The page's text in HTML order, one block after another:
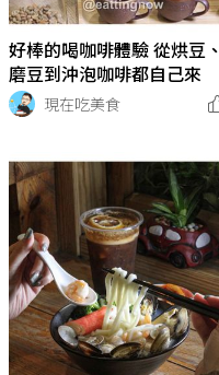
好棒的喝咖啡體驗 從烘豆、
磨豆到沖泡咖啡都自己來
現在吃美食